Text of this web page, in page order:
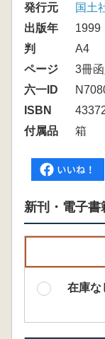
発行元
国土
出版年
1999
判
A4
ページ
3冊函
六一ID
ISBN
付属品
箱
新刊・電子書
在庫な